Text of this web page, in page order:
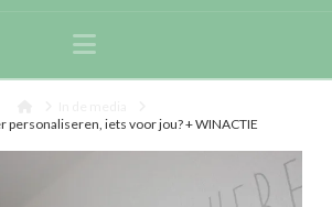
Navigation
personaliseren, iets voor jou? + WINACTIE